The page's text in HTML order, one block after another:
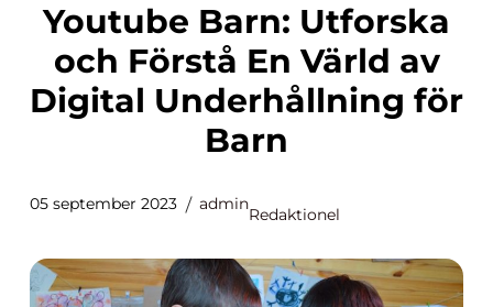
Youtube Barn: Utforska
och Förstå En Värld av
Digital Underhållning för
Barn
05 september 2023 admin
Redaktionel